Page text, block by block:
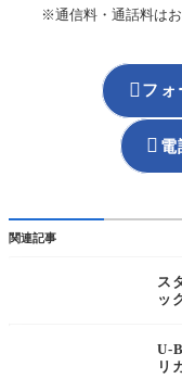
※通信料・通話料はお
フォ

関連記事
ス
ッ
U-
リ